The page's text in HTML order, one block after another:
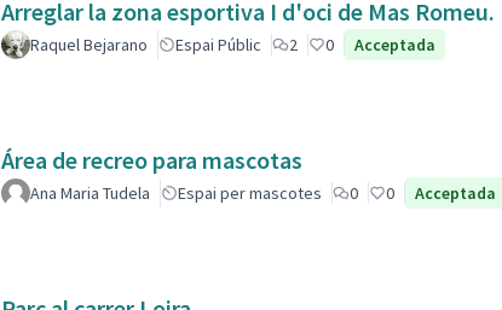
Arreglar la zona esportiva I d'oci de Mas Romeu.
Raquel Bejarano Espai Públic 2 0 Acceptada
Área de recreo para mascotas
Ana Maria Tudela Espai per mascotes 0 0 Acceptada